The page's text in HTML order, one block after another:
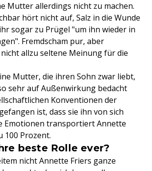
Mutter allerdings nicht zu machen.
hört nicht auf, Salz in die Wunde
sogar zu Prügel "um ihn wieder in
Fremdscham pur, aber
allzu seltene Meinung für die
Mutter, die ihren Sohn zwar liebt,
sehr auf Außenwirkung bedacht
Konventionen der
ist, dass sie ihn von sich
Emotionen transportiert Annette
100 Prozent.
beste Rolle ever?
nicht Annette Friers ganze